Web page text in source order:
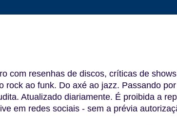
com resenhas de discos, críticas de
rock ao funk. Do axé ao jazz. Passando
Atualizado diariamente. É proibida a
em redes sociais - sem a prévia